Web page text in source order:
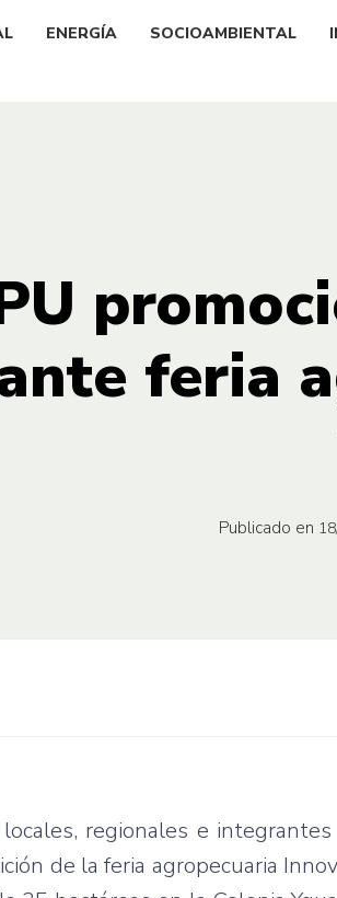
ENERGÍA SOCIOAMBIENTAL
feria
Publicado en
regionales e
de la feria agropecuaria